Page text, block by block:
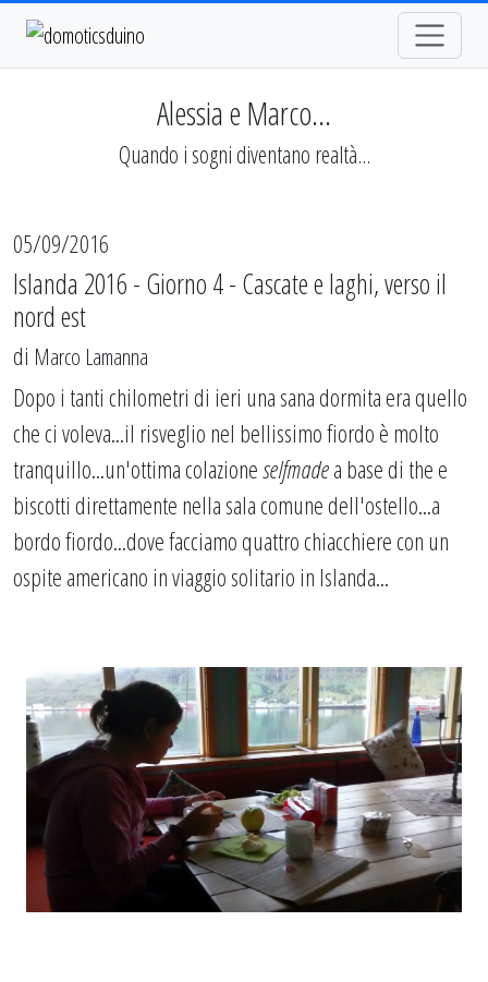
Alessia e Marco...
Quando i sogni diventano realtà...
05/09/2016
Islanda 2016 - Giorno 4 - Cascate e laghi, verso il
nord est
di Marco Lamanna
Dopo i tanti chilometri di ieri una sana dormita era quello
che ci voleva...il risveglio nel bellissimo fiordo è molto
tranquillo...un'ottima colazioneselfmadea base di the e
biscotti direttamente nella sala comune dell'ostello...a
bordo fiordo...dove facciamo quattro chiacchiere con un
ospite americano in viaggio solitario in Islanda...